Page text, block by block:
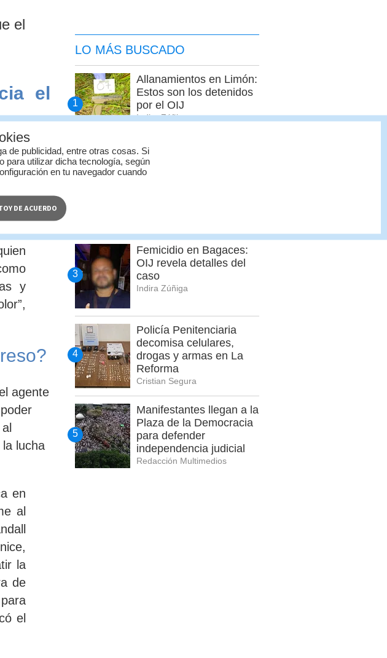
el
el
fuerzas
los
el
y
agente
lucha
en
al
la
de
el
LO MÁS BUSCADO
Allanamientos en Limón:
Estos son los detenidos
por el OIJ
Indira Zúñiga
Seis sospechosos
vinculados con
Femicidio en Bagaces:
OIJ revela detalles del
caso
Indira Zúñiga
Policía Penitenciaria
decomisa celulares,
drogas y armas en La
Reforma
Cristian Segura
Manifestantes llegan a la
Plaza de la Democracia
para defender
independencia judicial
Redacción Multimedios
de publicidad, entre otras cosas. Si
para utilizar dicha tecnología, según
en tu navegador cuando
DE ACUERDO